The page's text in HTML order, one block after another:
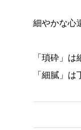
細やかな心
「瑣砕」は
「細膩」